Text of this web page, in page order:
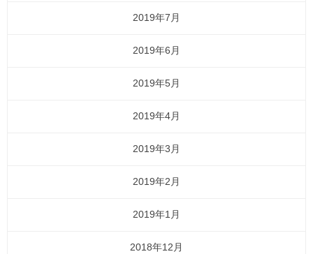
2019年7月
2019年6月
2019年5月
2019年4月
2019年3月
2019年2月
2019年1月
2018年12月